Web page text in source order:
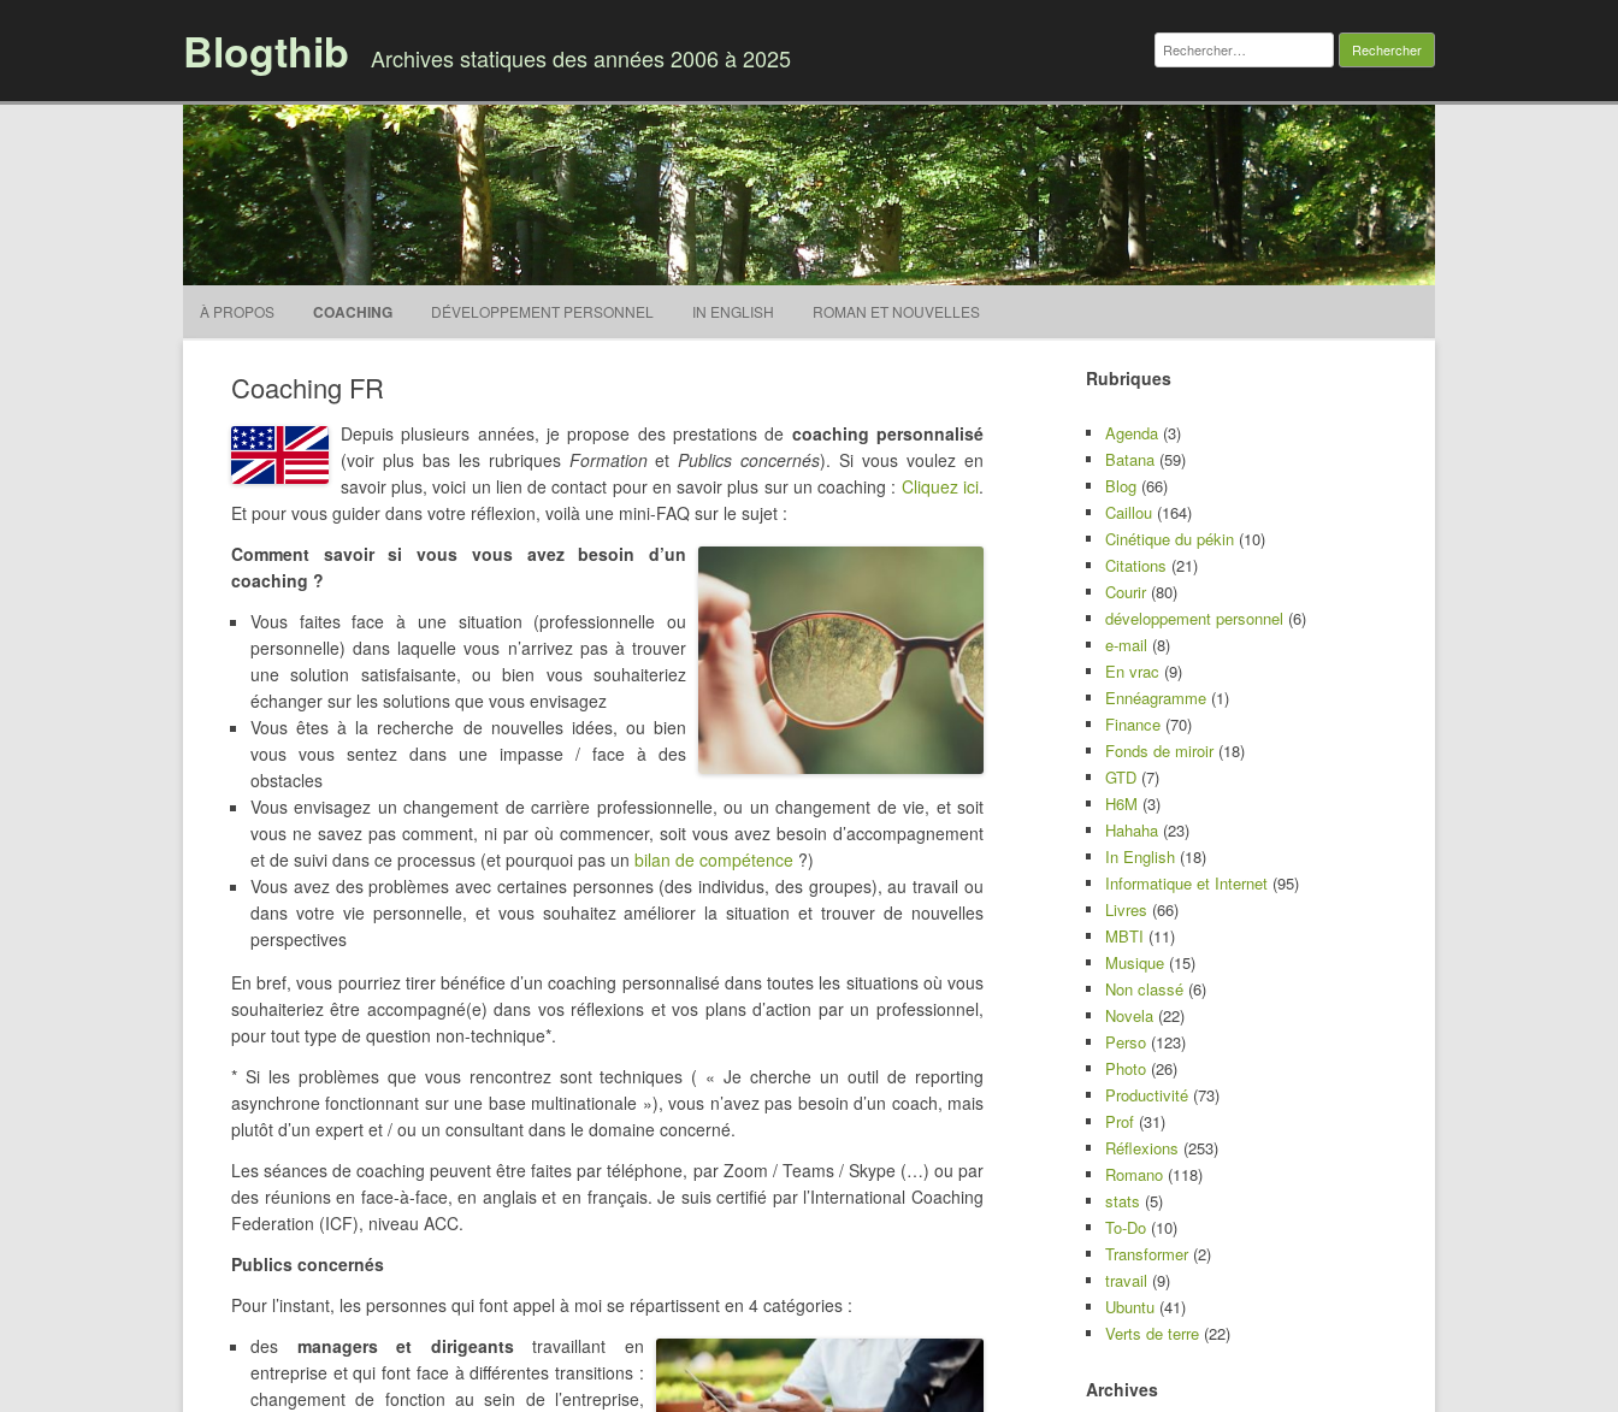
Blogthib Archives statiques des années 2006 à 2025
Rechercher :
À PROPOS COACHING DÉVELOPPEMENT PERSONNEL IN ENGLISH ROMAN ET NOUVELLES
Coaching FR
Depuis plusieurs années, je propose des prestations de coaching personnalisé
(voir plus bas les rubriques FormationetPublics concernés). Si vous voulez en
savoir plus, voici un lien de contact pour en savoir plus sur un coaching : Cliquez ici.
Et pour vous guider dans votre réflexion, voilà une mini-FAQ sur le sujet :
Comment savoir si vous vous avez besoin d’un
coaching ?
Vous faites face à une situation (professionnelle ou
personnelle) dans laquelle vous n’arrivez pas à trouver
une solution satisfaisante, ou bien vous souhaiteriez
échanger sur les solutions que vous envisagez
Vous êtes à la recherche de nouvelles idées, ou bien
vous vous sentez dans une impasse / face à des
obstacles
Vous envisagez un changement de carrière professionnelle, ou un changement de vie, et soit
vous ne savez pas comment, ni par où commencer, soit vous avez besoin d’accompagnement
et de suivi dans ce processus (et pourquoi pas un bilan de compétence ?)
Vous avez des problèmes avec certaines personnes (des individus, des groupes), au travail ou
dans votre vie personnelle, et vous souhaitez améliorer la situation et trouver de nouvelles
perspectives
En bref, vous pourriez tirer bénéfice d’un coaching personnalisé dans toutes les situations où vous
souhaiteriez être accompagné(e) dans vos réflexions et vos plans d’action par un professionnel,
pour tout type de question non-technique*.
* Si les problèmes que vous rencontrez sont techniques ( « Je cherche un outil de reporting
asynchrone fonctionnant sur une base multinationale »), vous n’avez pas besoin d’un coach, mais
plutôt d’un expert et / ou un consultant dans le domaine concerné.
Les séances de coaching peuvent être faites par téléphone, par Zoom / Teams / Skype (…) ou par
des réunions en face-à-face, en anglais et en français. Je suis certifié par l’International Coaching
Federation (ICF), niveau ACC.
Publics concernés
Pour l’instant, les personnes qui font appel à moi se répartissent en 4 catégories :
des managers et dirigeantstravaillant en
entreprise et qui font face à différentes transitions :
changement de fonction au sein de l’entreprise,
Rubriques
Agenda (3)
Batana (59)
Blog (66)
Caillou (164)
Cinétique du pékin (10)
Citations (21)
Courir(80)
développement personnel (6)
e-mail (8)
En vrac (9)
Ennéagramme (1)
Finance (70)
Fonds de miroir(18)
GTD (7)
H6M (3)
Hahaha (23)
In English (18)
Informatique et Internet (95)
Livres (66)
MBTI (11)
Musique (15)
Non classé (6)
Novela (22)
Perso (123)
Photo (26)
Productivité (73)
Prof (31)
Réflexions (253)
Romano (118)
stats (5)
To-Do (10)
Transformer(2)
travail (9)
Ubuntu (41)
Verts de terre (22)
Archives